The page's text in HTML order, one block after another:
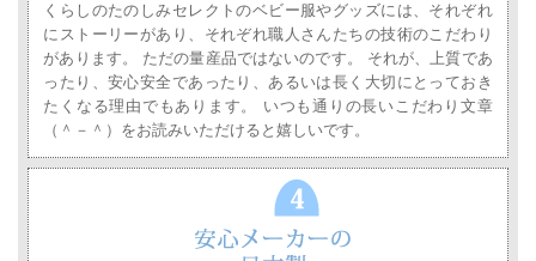
くらしのたのしみセレクトのベビー服やグッズには、それぞれ
にストーリーがあり、それぞれ職人さんたちの技術のこだわり
があります。
ただの量産品ではないのです。
それが、上質であ
ったり、安心安全であったり、あるいは長く大切にとっておき
たくなる理由でもあります。
いつも通りの長いこだわり文章
（＾－＾）をお読みいただけると嬉しいです。